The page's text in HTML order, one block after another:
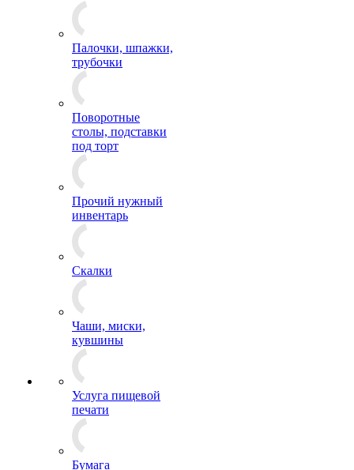
Палочки, шпажки,
трубочки
Поворотные
столы, подставки
под торт
Прочий нужный
инвентарь
Скалки
Чаши, миски,
кувшины
Услуга пищевой
печати
Бумага